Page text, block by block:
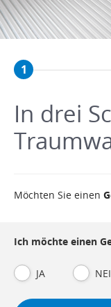
1
In drei
Möchten Sie einen
Ich möchte einen
JA